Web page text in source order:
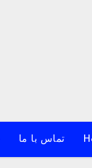
تماس با ما